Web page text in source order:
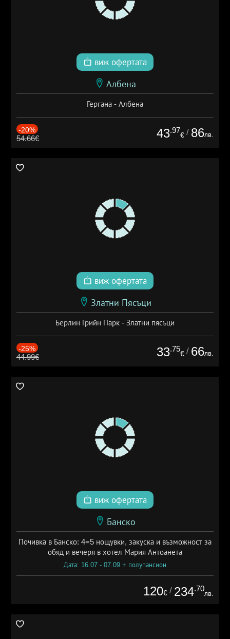
виж офертата
Албена
Гергана - Албена
-20%
54.66€ 43.97
€ / 86лв.
виж офертата
Златни Пясъци
Берлин Грийн Парк - Златни пясъци
-25%
44.99€ 33.75
€ / 66лв.
виж офертата
Банско
Почивка в Банско: 4=5 нощувки, закуска и възможност за
обяд и вечеря в хотел Мария Антоанета
Дата: 16.07 - 07.09 + полупансион
120€ / 234.70
лв.